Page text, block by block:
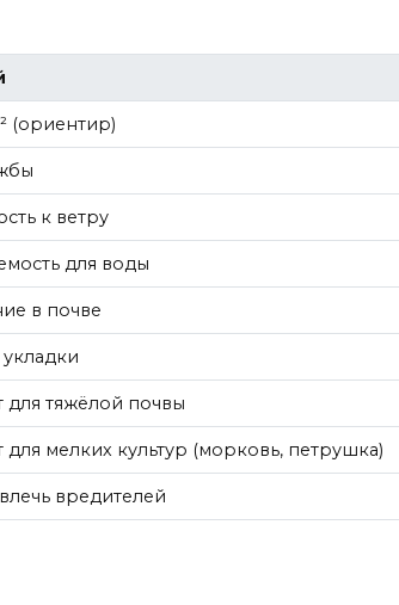
(ориентир)
к ветру
для воды
в почве
для тяжёлой почвы
мелких культур (морковь, петрушка)
вредителей